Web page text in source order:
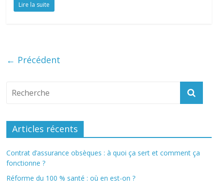
Lire la suite
← Précédent
Articles récents
Contrat d’assurance obsèques : à quoi ça sert et comment ça
fonctionne ?
Réforme du 100 % santé : où en est-on ?